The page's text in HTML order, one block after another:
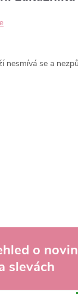
nesmívá se a
o
slevách